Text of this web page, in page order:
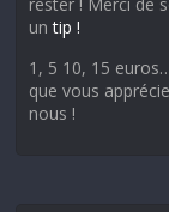
untip !
1, 5 10, 15
que vous
nous !